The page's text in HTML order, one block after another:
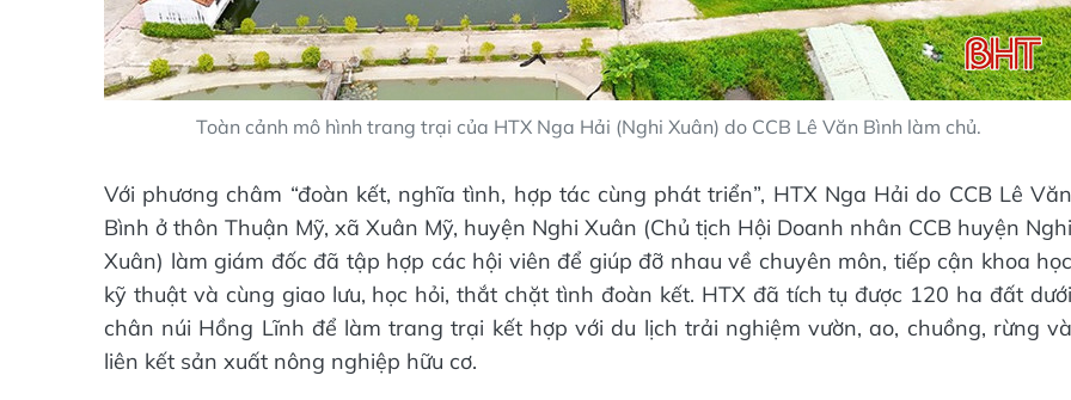
Toàn cảnh mô hình trang trại của HTX Nga Hải (Nghi Xuân) do CCB Lê Văn Bình làm chủ.
Với phương châm “đoàn kết, nghĩa tình, hợp tác cùng phát triển”, HTX Nga Hải do CCB Lê Văn
Bình ở thôn Thuận Mỹ, xã Xuân Mỹ, huyện Nghi Xuân (Chủ tịch Hội Doanh nhân CCB huyện Nghi
Xuân) làm giám đốc đã tập hợp các hội viên để giúp đỡ nhau về chuyên môn, tiếp cận khoa học
kỹ thuật và cùng giao lưu, học hỏi, thắt chặt tình đoàn kết. HTX đã tích tụ được 120 ha đất dưới
chân núi Hồng Lĩnh để làm trang trại kết hợp với du lịch trải nghiệm vườn, ao, chuồng, rừng và
liên kết sản xuất nông nghiệp hữu cơ.